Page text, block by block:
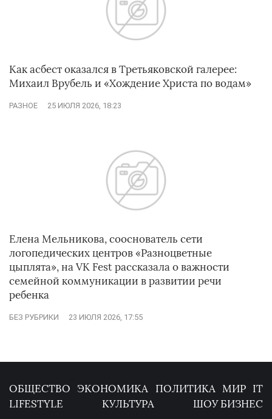
Как асбест оказался в Третьяковской галерее:
Михаил Врубель и «Хождение Христа по водам»
РАЗНОЕ 25 ИЮЛЯ 2026, 18:23
Елена Мельникова, сооснователь сети
логопедических центров «Разноцветные
цыплята», на VK Fest рассказала о важности
семейной коммуникации в развитии речи
ребенка
БЕЗ РУБРИКИ 23 ИЮЛЯ 2026, 17:55
ОБЩЕСТВО ЭКОНОМИКА ПОЛИТИКА МИР IT
LIFESTYLE
КУЛЬТУРА ШОУ БИЗНЕС